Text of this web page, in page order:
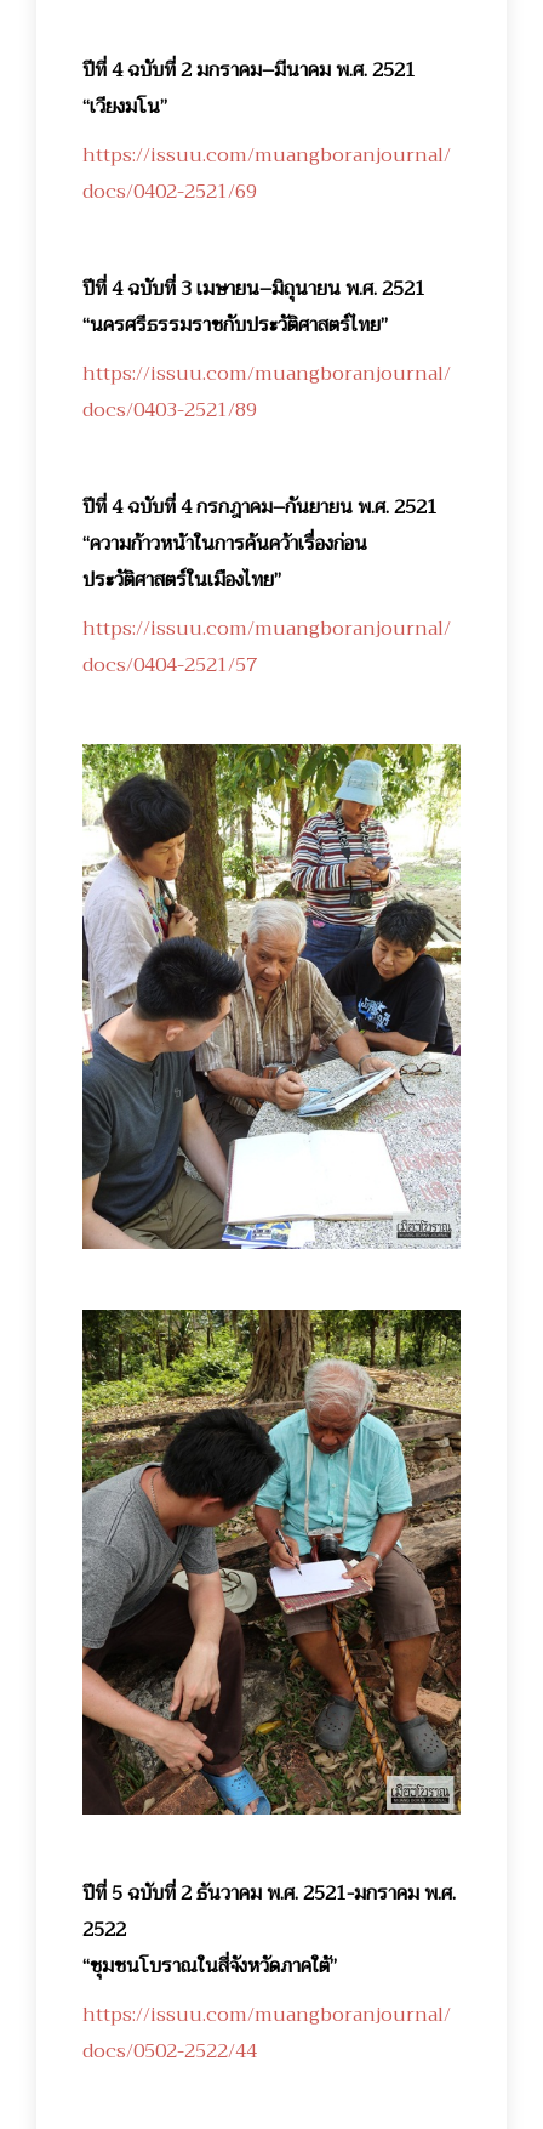
ปีที่ 4 ฉบับที่ 2 มกราคม–มีนาคม พ.ศ. 2521
“เวียงมโน”
https://issuu.com/muangboranjournal/
docs/0402-2521/69
ปีที่ 4 ฉบับที่ 3 เมษายน–มิถุนายน พ.ศ. 2521
“นครศรีธรรมราชกับประวัติศาสตร์ไทย”
https://issuu.com/muangboranjournal/
docs/0403-2521/89
ปีที่ 4 ฉบับที่ 4 กรกฎาคม–กันยายน พ.ศ. 2521
“ความก้าวหน้าในการค้นคว้าเรื่องก่อน
ประวัติศาสตร์ในเมืองไทย”
https://issuu.com/muangboranjournal/
docs/0404-2521/57
ปีที่ 5 ฉบับที่ 2 ธันวาคม พ.ศ. 2521-มกราคม พ.ศ.
2522
“ชุมชนโบราณในสี่จังหวัดภาคใต้”
https://issuu.com/muangboranjournal/
docs/0502-2522/44